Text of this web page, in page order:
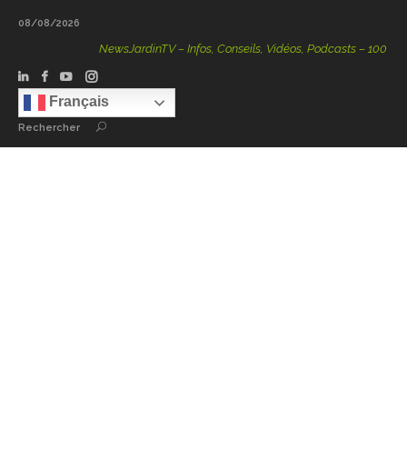
08/08/2026
NewsJardinTV – Infos, Conseils, Vidéos, Podcasts – 100 %
Français
Rechercher